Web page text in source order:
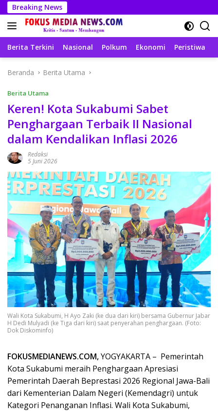
Langsung
ke
konten
Breaking News
Berita Terkini Nasional Polkum Ekonomi Peristiwa
Beranda Berita Utama
Berita Utama
Keren! Kota Sukabumi Sabet
Penghargaan Terbaik II Nasional
dalam Kendalikan Inflasi 2026
Redaksi
5 Juni 2026
Wali Kota Sukabumi, H Ayo Zaki (ke dua dari kiri) bersama Gubernur Jabar
H Dedi Mulyadi (ke Tiga dari kiri) saat penyerahan penghargaan. (Foto:
Dok Diskominfo)
FOKUSMEDIANEWS.COM,YOGYAKARTA – Pemerintah
Kota Sukabumi meraih Penghargaan Apresiasi
Pemerintah Daerah Beprestasi 2026 Regional Jawa-Bali
dari Kementerian Dalam Negeri (Kemendagri) untuk
Kategori Penanganan Inflasi. Wali Kota Sukabumi,